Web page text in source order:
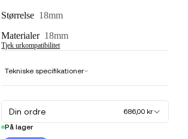
Størrelse 18mm
Materialer 18mm
Tjek urkompatibilitet
Tekniske specifikationer
Din ordre
686,00 kr
På lager